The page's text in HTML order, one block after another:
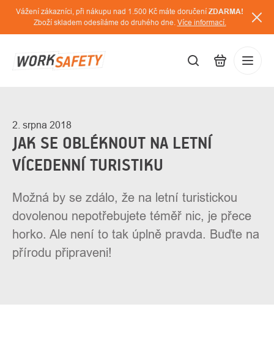
Přejít
obsah
Vážení zákazníci, při nákupu nad 1.500 Kč máte doručení ZDARMA!
Zboží skladem odesíláme do druhého dne. Více informací.
2. srpna 2018
JAK SE OBLÉKNOUT NA LETNÍ
VÍCEDENNÍ TURISTIKU
Možná by se zdálo, že na letní turistickou
dovolenou nepotřebujete téměř nic, je přece
horko. Ale není to tak úplně pravda. Buďte na
přírodu připraveni!